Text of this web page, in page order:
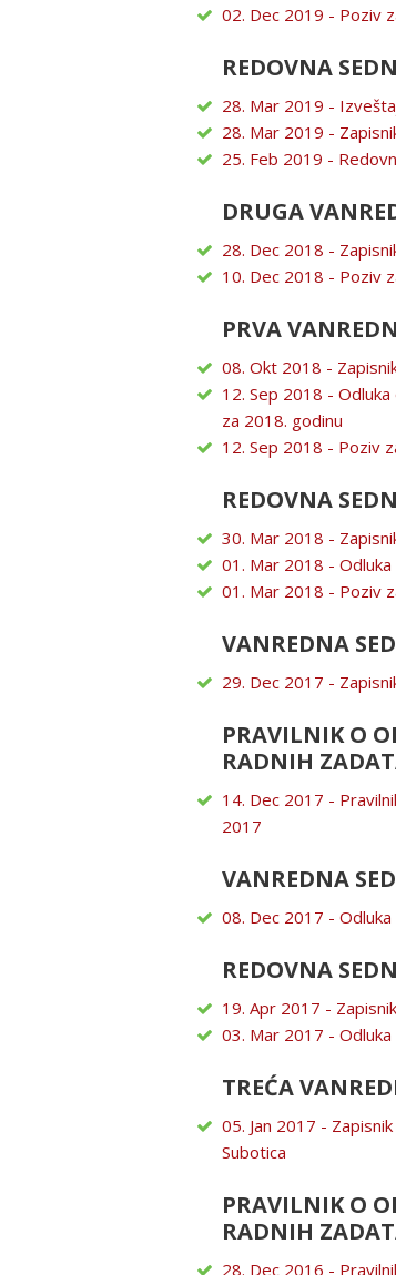
02. Dec 2019 - Poziv
REDOVNA
28. Mar 2019 -
28. Mar 2019 -
25. Feb 2019 -
DRUGA
28. Dec 2018 -
10. Dec 2018 - Poziv
PRVA
08. Okt 2018 -
12. Sep 2018 -
za 2018. godinu
12. Sep 2018 - Poziv
REDOVNA
30. Mar 2018 -
01. Mar 2018 -
01. Mar 2018 - Poziv
VANREDNA
29. Dec 2017 -
PRAVILNIK O
RADNIH
14. Dec 2017 -
2017
VANREDNA
08. Dec 2017 - Odluka
REDOVNA
19. Apr 2017 -
03. Mar 2017 -
TREĆA
05. Jan 2017 -
Subotica
PRAVILNIK O
RADNIH
28. Dec 2016 -